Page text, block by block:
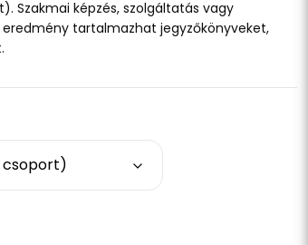
Szakmai képzés, szolgáltatás vagy
tartalmazhat jegyzőkönyveket,
csoport)